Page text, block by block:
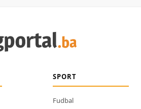
SPORT
Fudbal